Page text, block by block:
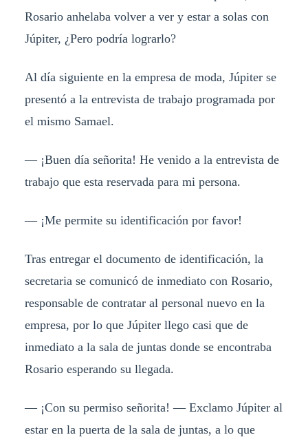
Rosario anhelaba volver a ver y estar a solas con
Júpiter, ¿Pero podría lograrlo?
Al día siguiente en la empresa de moda, Júpiter se
presentó a la entrevista de trabajo programada por
el mismo Samael.
— ¡Buen día señorita! He venido a la entrevista de
trabajo que esta reservada para mi persona.
— ¡Me permite su identificación por favor!
Tras entregar el documento de identificación, la
secretaria se comunicó de inmediato con Rosario,
responsable de contratar al personal nuevo en la
empresa, por lo que Júpiter llego casi que de
inmediato a la sala de juntas donde se encontraba
Rosario esperando su llegada.
— ¡Con su permiso señorita! — Exclamo Júpiter al
estar en la puerta de la sala de juntas, a lo que